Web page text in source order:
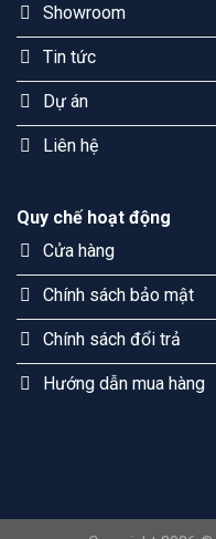
Showroom
Tin tức
Dự án
Liên hệ
Quy chế hoạt động
Cửa hàng
Chính sách bảo mật
Chính sách đổi trả
Hướng dẫn mua hàng